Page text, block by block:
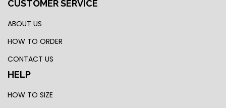
CUSTOMER SERVICE
ABOUT US
HOW TO ORDER
CONTACT US
HELP
HOW TO SIZE